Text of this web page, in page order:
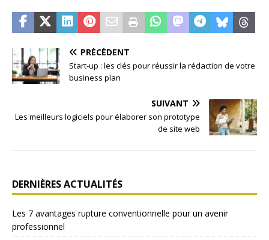
PRÉCÉDENT
Start-up : les clés pour réussir la rédaction de votre
business plan
SUIVANT
Les meilleurs logiciels pour élaborer son prototype
de site web
DERNIÈRES ACTUALITÉS
Les 7 avantages rupture conventionnelle pour un avenir
professionnel